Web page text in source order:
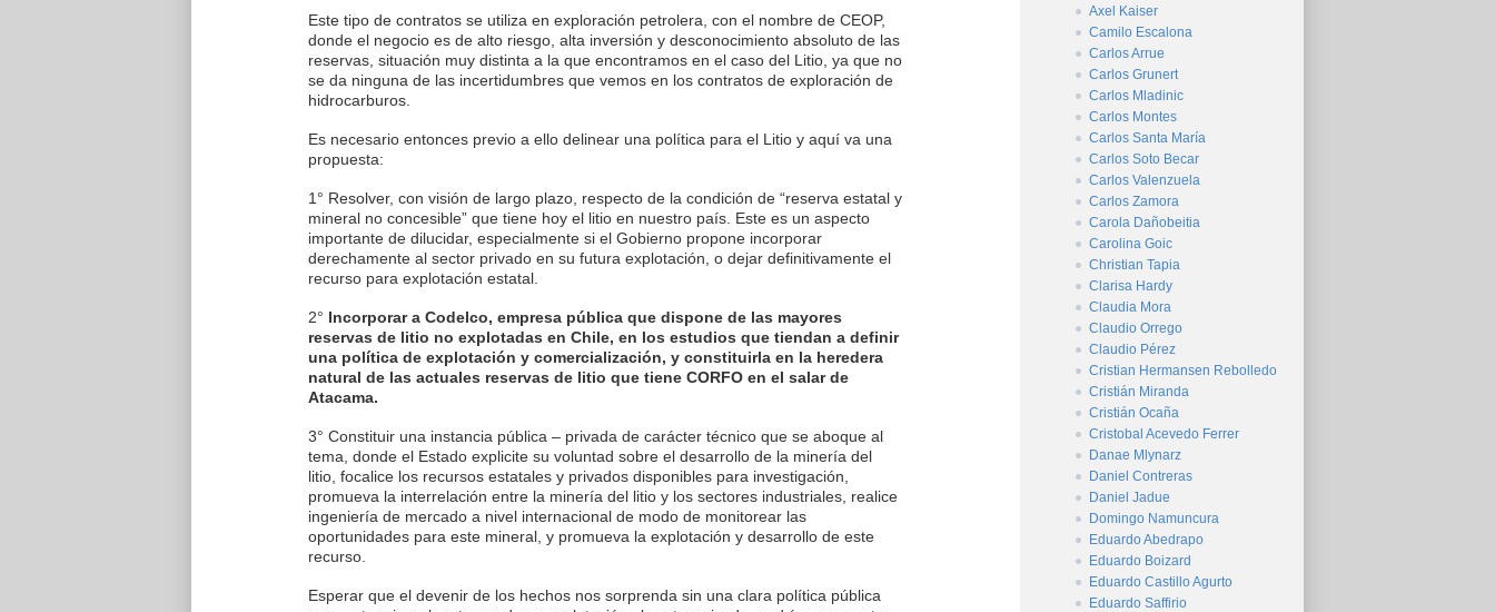
Este tipo de contratos se utiliza en exploración petrolera, con el nombre de CEOP,
donde el negocio es de alto riesgo, alta inversión y desconocimiento absoluto de las
reservas, situación muy distinta a la que encontramos en el caso del Litio, ya que no
se da ninguna de las incertidumbres que vemos en los contratos de exploración de
hidrocarburos.
Es necesario entonces previo a ello delinear una política para el Litio y aquí va una
propuesta:
1° Resolver, con visión de largo plazo, respecto de la condición de “reserva estatal y
mineral no concesible” que tiene hoy el litio en nuestro país. Este es un aspecto
importante de dilucidar, especialmente si el Gobierno propone incorporar
derechamente al sector privado en su futura explotación, o dejar definitivamente el
recurso para explotación estatal.
2° Incorporar a Codelco, empresa pública que dispone de las mayores
reservas de litio no explotadas en Chile, en los estudios que tiendan a definir
una política de explotación y comercialización, y constituirla en la heredera
natural de las actuales reservas de litio que tiene CORFO en el salar de
Atacama.
3° Constituir una instancia pública – privada de carácter técnico que se aboque al
tema, donde el Estado explicite su voluntad sobre el desarrollo de la minería del
litio, focalice los recursos estatales y privados disponibles para investigación,
promueva la interrelación entre la minería del litio y los sectores industriales, realice
ingeniería de mercado a nivel internacional de modo de monitorear las
oportunidades para este mineral, y promueva la explotación y desarrollo de este
recurso.
Esperar que el devenir de los hechos nos sorprenda sin una clara política pública
Axel Kaiser
Camilo Escalona
Carlos Arrue
Carlos Grunert
Carlos Mladinic
Carlos Montes
Carlos Santa María
Carlos Soto Becar
Carlos Valenzuela
Carlos Zamora
Carola Dañobeitia
Carolina Goic
Christian Tapia
Clarisa Hardy
Claudia Mora
Claudio Orrego
Claudio Pérez
Cristian Hermansen Rebolledo
Cristián Miranda
Cristián Ocaña
Cristobal Acevedo Ferrer
Danae Mlynarz
Daniel Contreras
Daniel Jadue
Domingo Namuncura
Eduardo Abedrapo
Eduardo Boizard
Eduardo Castillo Agurto
Eduardo Saffirio